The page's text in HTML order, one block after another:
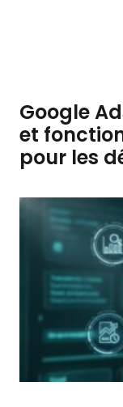
Google
et
pour les